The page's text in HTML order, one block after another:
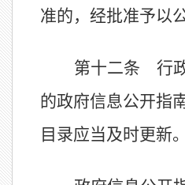
准的，经批准予以
第十二条 行
的政府信息公开指
目录应当及时更新。